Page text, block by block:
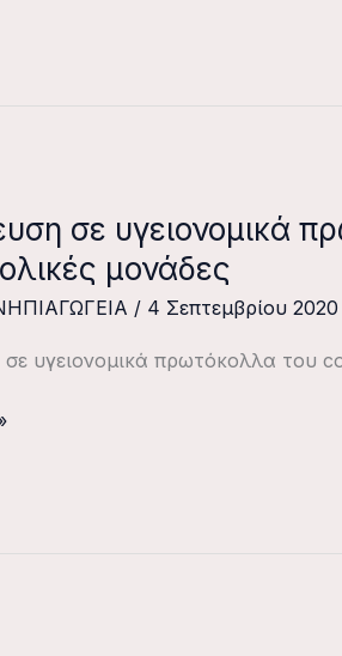
σε υγειονομικά
μονάδες
/ 4 Σεπτεμβρίου 2020
σε υγειονομικά πρωτόκολλα του